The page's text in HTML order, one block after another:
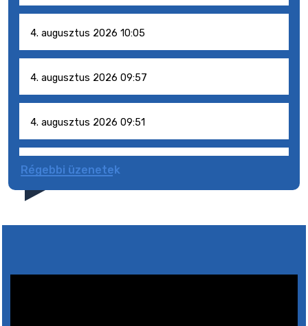
4. augusztus 2026 10:05
4. augusztus 2026 09:57
4. augusztus 2026 09:51
4. augusztus 2026 09:48
Régebbi üzenetek